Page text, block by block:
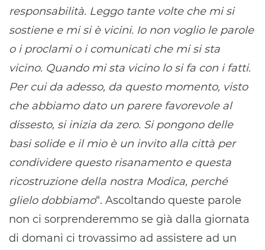
responsabilità. Leggo tante volte che mi si
sostiene e mi si è vicini. Io non voglio le parole
o i proclami o i comunicati che mi si sta
vicino. Quando mi sta vicino lo si fa con i fatti.
Per cui da adesso, da questo momento, visto
che abbiamo dato un parere favorevole al
dissesto, si inizia da zero. Si pongono delle
basi solide e il mio è un invito alla città per
condividere questo risanamento e questa
ricostruzione della nostra Modica, perché
glielo dobbiamo“. Ascoltando queste parole
non ci sorprenderemmo se già dalla giornata
di domani ci trovassimo ad assistere ad un